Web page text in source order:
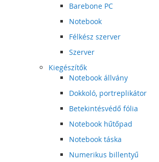
Barebone PC
Notebook
Félkész szerver
Szerver
Kiegészítők
Notebook állvány
Dokkoló, portreplikátor
Betekintésvédő fólia
Notebook hűtőpad
Notebook táska
Numerikus billentyű